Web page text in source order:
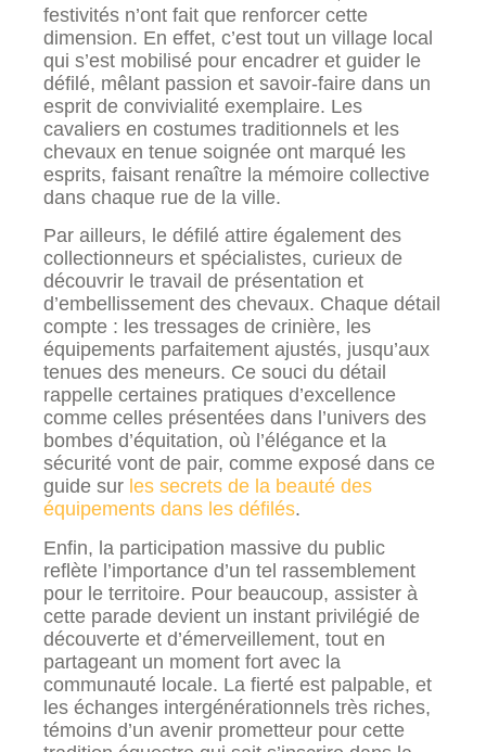
festivités n’ont fait que renforcer cette
dimension. En effet, c’est tout un village local
qui s’est mobilisé pour encadrer et guider le
défilé, mêlant passion et savoir-faire dans un
esprit de convivialité exemplaire. Les
cavaliers en costumes traditionnels et les
chevaux en tenue soignée ont marqué les
esprits, faisant renaître la mémoire collective
dans chaque rue de la ville.
Par ailleurs, le défilé attire également des
collectionneurs et spécialistes, curieux de
découvrir le travail de présentation et
d’embellissement des chevaux. Chaque détail
compte : les tressages de crinière, les
équipements parfaitement ajustés, jusqu’aux
tenues des meneurs. Ce souci du détail
rappelle certaines pratiques d’excellence
comme celles présentées dans l’univers des
bombes d’équitation, où l’élégance et la
sécurité vont de pair, comme exposé dans ce
guide sur les secrets de la beauté des
équipements dans les défilés.
Enfin, la participation massive du public
reflète l’importance d’un tel rassemblement
pour le territoire. Pour beaucoup, assister à
cette parade devient un instant privilégié de
découverte et d’émerveillement, tout en
partageant un moment fort avec la
communauté locale. La fierté est palpable, et
les échanges intergénérationnels très riches,
témoins d’un avenir prometteur pour cette